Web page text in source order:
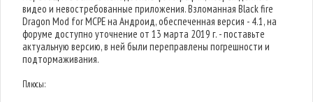
видео и невостребованные приложения. Взломанная Black fire
Dragon Mod for MCPE на Андроид, обеспеченная версия - 4.1, на
форуме доступно уточнение от 13 марта 2019 г. - поставьте
актуальную версию, в ней были переправлены погрешности и
подтормаживания.
Плюсы: